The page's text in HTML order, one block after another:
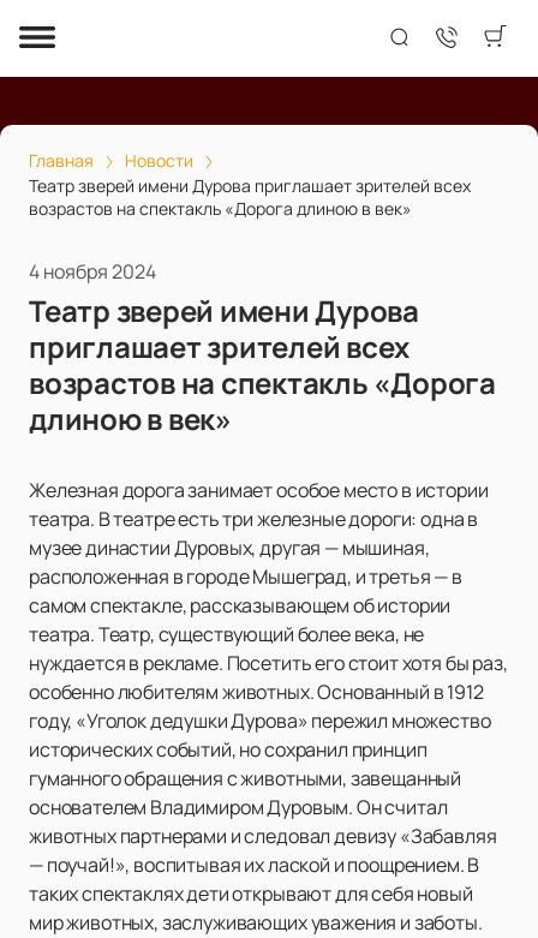
Главная
Новости
Театр зверей имени Дурова приглашает зрителей всех
возрастов на спектакль «Дорога длиною в век»
4 ноября 2024
Театр зверей имени Дурова
приглашает зрителей всех
возрастов на спектакль «Дорога
длиною в век»
Железная дорога занимает особое место в истории
театра. В театре есть три железные дороги: одна в
музее династии Дуровых, другая — мышиная,
расположенная в городе Мышеград, и третья — в
самом спектакле, рассказывающем об истории
театра. Театр, существующий более века, не
нуждается в рекламе. Посетить его стоит хотя бы раз,
особенно любителям животных. Основанный в 1912
году, «Уголок дедушки Дурова» пережил множество
исторических событий, но сохранил принцип
гуманного обращения с животными, завещанный
основателем Владимиром Дуровым. Он считал
животных партнерами и следовал девизу «Забавляя
— поучай!», воспитывая их лаской и поощрением. В
таких спектаклях дети открывают для себя новый
мир животных, заслуживающих уважения и заботы.